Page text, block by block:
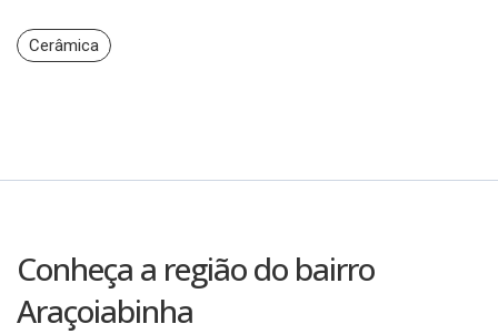
Cerâmica
Conheça a região do bairro
Araçoiabinha